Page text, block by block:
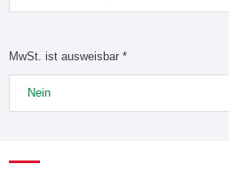
MwSt. ist ausweisbar *
Nein